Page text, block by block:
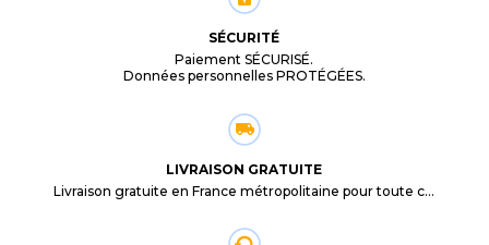
SÉCURITÉ
Paiement SÉCURISÉ.
Données personnelles PROTÉGÉES.
LIVRAISON GRATUITE
Livraison gratuite en France métropolitaine pour toute commande supérieure à 29,90€.